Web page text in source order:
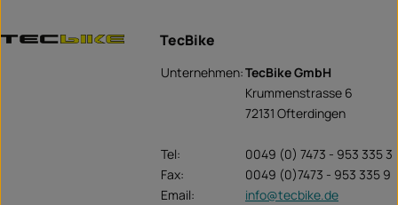
TecBike
Unternehmen:TecBike GmbH
Krummenstrasse 6
72131 Ofterdingen
Tel:
0049 (0) 7473 - 953 335 3
Fax:
0049 (0)7473 - 953 335 9
Email:
info@tecbike.de